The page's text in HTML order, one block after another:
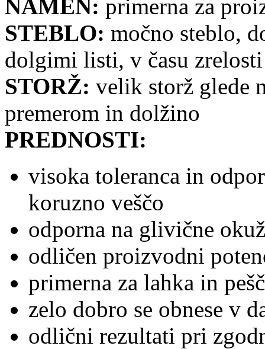
NAMEN: primerna za
STEBLO: močno steblo,
dolgimi listi, v času
STORŽ: velik storž glede
premerom in dolžino
PREDNOSTI:
visoka toleranca in
koruzno veščo
odporna na glivične
odličen proizvodni
primerna za lahka in
zelo dobro se obnese v
odlični rezultati pri